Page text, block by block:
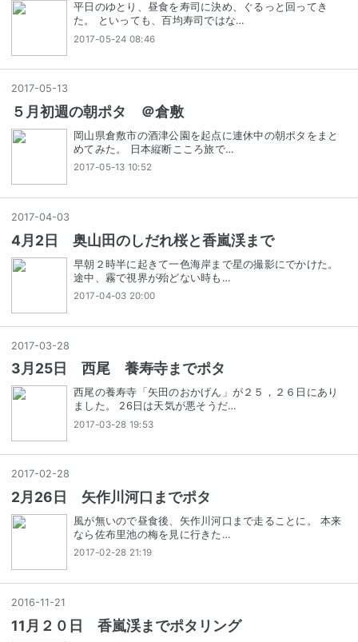
平日のゆとり、昼食を寿司に決め、ぐるっと回ってき
た。 といっても、百均寿司ではな…
2017-05-24 08:46
2017-05-13
５月初週の朝ポタ ＠倉敷
岡山県倉敷市の酒津公園を起点に連休中の朝ポタをまと
めてみた。 日本縦断こころ旅で…
2017-05-13 10:52
2017-04-03
4月2日 奥山田のしだれ桜と香嵐渓まで
早朝２時半に起きて一色海岸まで星の撮影にでかけた。
途中、霧で視界が殆どない時も…
2017-04-03 20:00
2017-03-28
3月25日 西尾 養寿寺までポタ
西尾の養寿寺「矢田のおかげん」が２５，２６日にあり
ました。 26日は天気が悪そうだ…
2017-03-28 19:53
2017-02-28
2月26日 矢作川河口までポタ
風が無いので昼食後、矢作川河口まで走ることに。 本来
なら佐布里池の梅を見に行きた…
2017-02-28 21:19
2016-11 -21
11月２０日 香嵐渓までポタリング